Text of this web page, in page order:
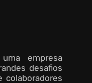
empresa
desafios
colaboradores